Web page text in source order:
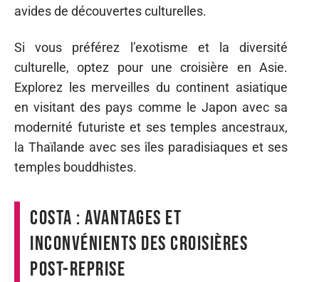
avides de découvertes culturelles.
Si vous préférez l’exotisme et la diversité
culturelle, optez pour une croisière en Asie.
Explorez les merveilles du continent asiatique
en visitant des pays comme le Japon avec sa
modernité futuriste et ses temples ancestraux,
la Thaïlande avec ses îles paradisiaques et ses
temples bouddhistes.
Costa : avantages et
inconvénients des croisières
post-reprise